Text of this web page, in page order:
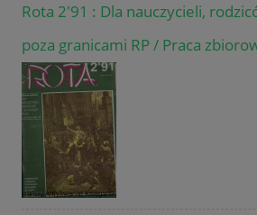
Rota 2'91 : Dla nauczycieli,
poza granicami RP / Praca